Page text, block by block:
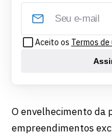
Aceito os Termos de
O envelhecimento da
empreendimentos